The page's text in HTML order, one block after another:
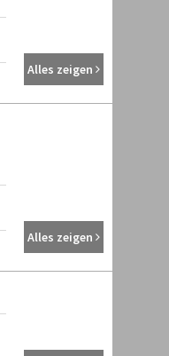
Alles zeigen
Alles zeigen